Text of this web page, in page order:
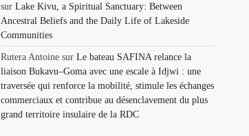
sur Lake Kivu, a Spiritual Sanctuary: Between
Ancestral Beliefs and the Daily Life of Lakeside
Communities
Rutera Antoine sur Le bateau SAFINA relance la
liaison Bukavu–Goma avec une escale à Idjwi : une
traversée qui renforce la mobilité, stimule les échanges
commerciaux et contribue au désenclavement du plus
grand territoire insulaire de la RDC